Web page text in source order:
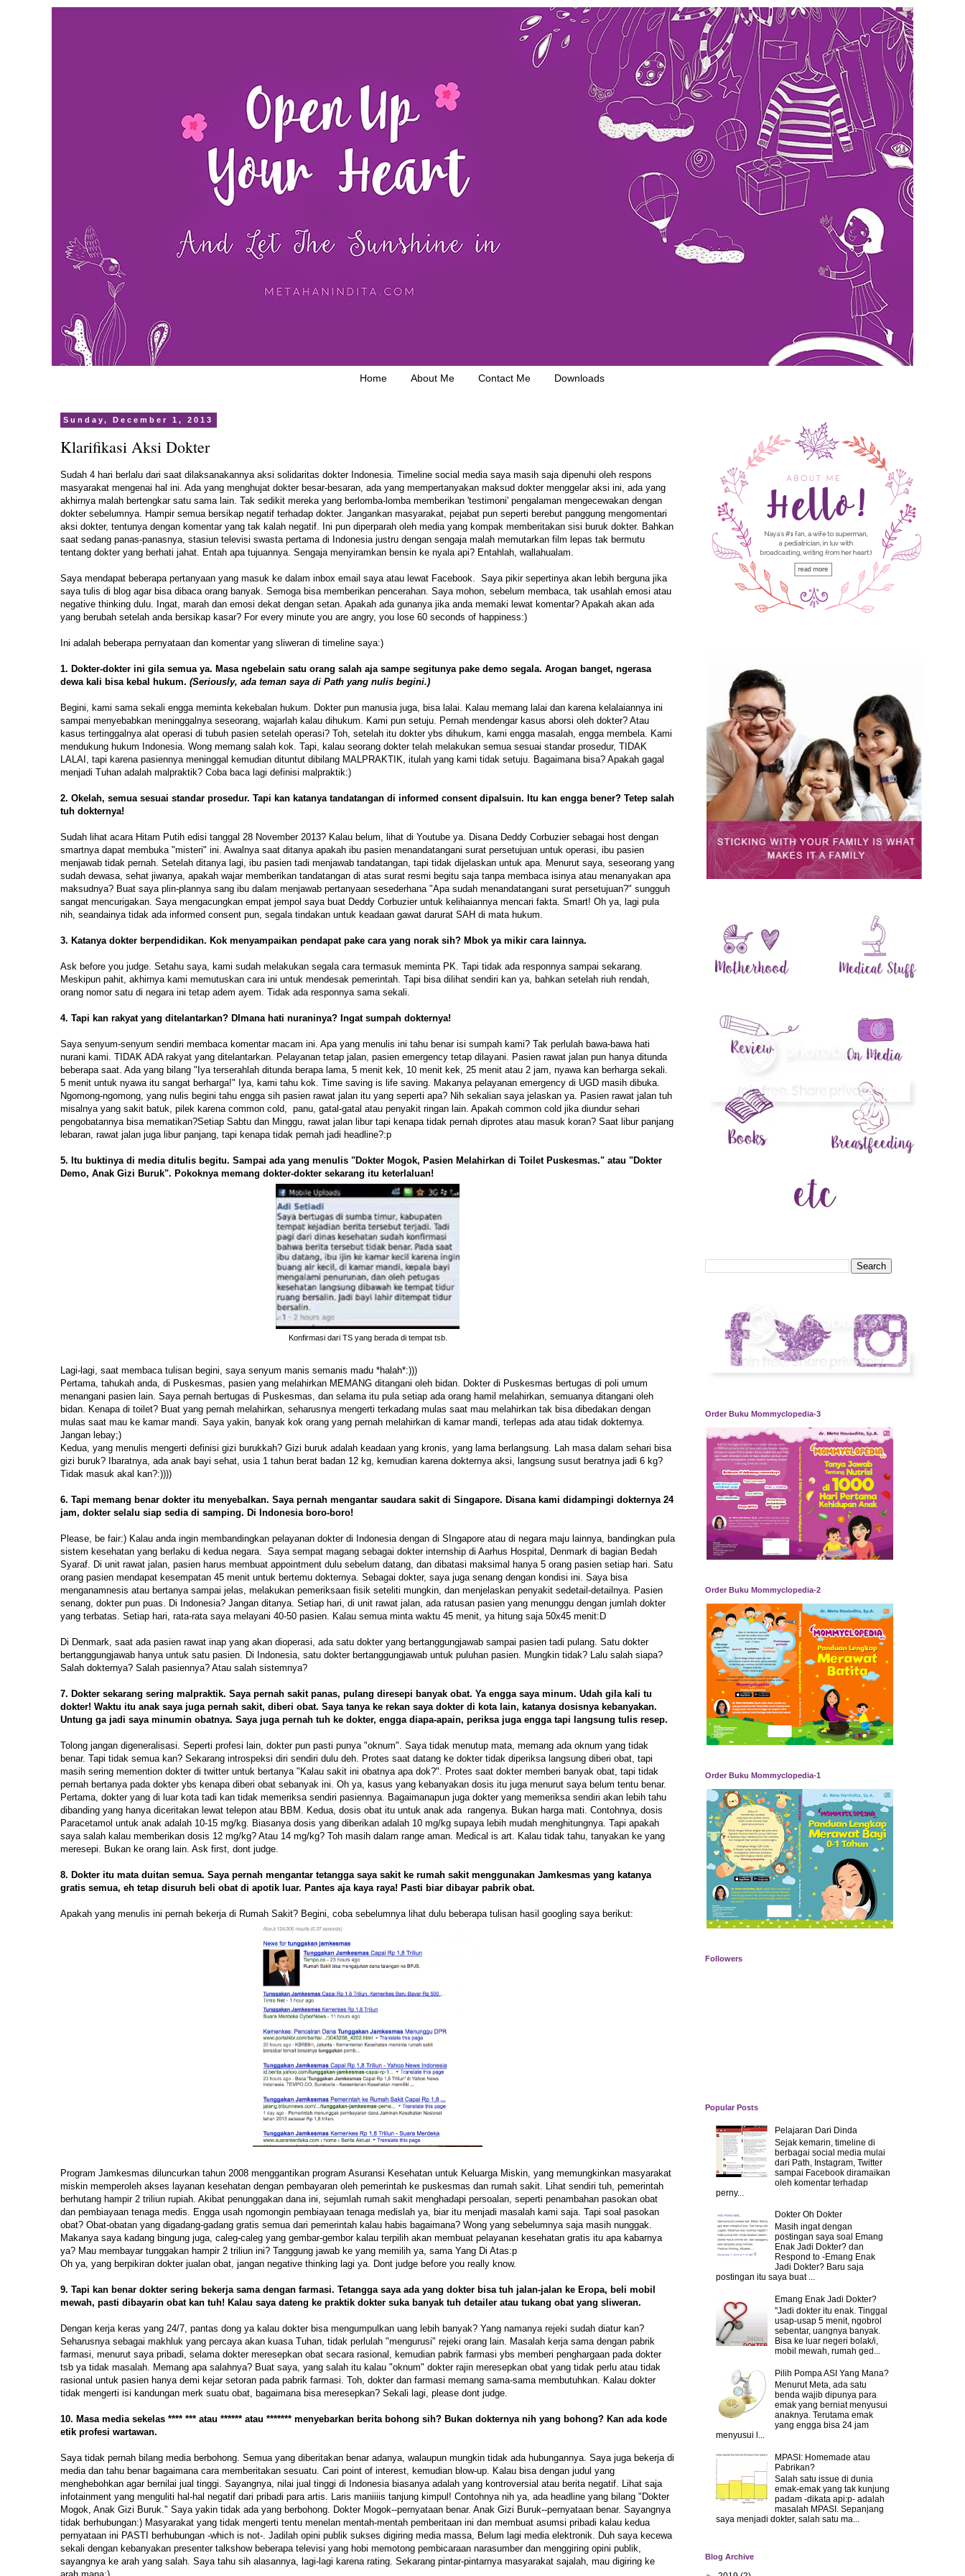
Home About Me Contact Me Downloads
Sunday, December 1, 2013
Klarifikasi Aksi Dokter
Sudah 4 hari berlalu dari saat dilaksanakannya aksi solidaritas dokter Indonesia. Timeline social media saya masih saja dipenuhi oleh respons
masyarakat mengenai hal ini. Ada yang menghujat dokter besar-besaran, ada yang mempertanyakan maksud dokter menggelar aksi ini, ada yang
akhirnya malah bertengkar satu sama lain. Tak sedikit mereka yang berlomba-lomba memberikan 'testimoni' pengalaman mengecewakan dengan
dokter sebelumnya. Hampir semua bersikap negatif terhadap dokter. Jangankan masyarakat, pejabat pun seperti berebut panggung mengomentari
aksi dokter, tentunya dengan komentar yang tak kalah negatif. Ini pun diperparah oleh media yang kompak memberitakan sisi buruk dokter. Bahkan
saat sedang panas-panasnya, stasiun televisi swasta pertama di Indonesia justru dengan sengaja malah memutarkan film lepas tak bermutu
tentang dokter yang berhati jahat. Entah apa tujuannya. Sengaja menyiramkan bensin ke nyala api? Entahlah, wallahualam.
Saya mendapat beberapa pertanyaan yang masuk ke dalam inbox email saya atau lewat Facebook. Saya pikir sepertinya akan lebih berguna jika
saya tulis di blog agar bisa dibaca orang banyak. Semoga bisa memberikan pencerahan. Saya mohon, sebelum membaca, tak usahlah emosi atau
negative thinking dulu. Ingat, marah dan emosi dekat dengan setan. Apakah ada gunanya jika anda memaki lewat komentar? Apakah akan ada
yang berubah setelah anda bersikap kasar? For every minute you are angry, you lose 60 seconds of happiness:)
Ini adalah beberapa pernyataan dan komentar yang sliweran di timeline saya:)
1. Dokter-dokter ini gila semua ya. Masa ngebelain satu orang salah aja sampe segitunya pake demo segala. Arogan banget, ngerasa
dewa kali bisa kebal hukum. (Seriously, ada teman saya di Path yang nulis begini.)
Begini, kami sama sekali engga meminta kekebalan hukum. Dokter pun manusia juga, bisa lalai. Kalau memang lalai dan karena kelalaiannya ini
sampai menyebabkan meninggalnya seseorang, wajarlah kalau dihukum. Kami pun setuju. Pernah mendengar kasus aborsi oleh dokter? Atau
kasus tertinggalnya alat operasi di tubuh pasien setelah operasi? Toh, setelah itu dokter ybs dihukum, kami engga masalah, engga membela. Kami
mendukung hukum Indonesia. Wong memang salah kok. Tapi, kalau seorang dokter telah melakukan semua sesuai standar prosedur, TIDAK
LALAI, tapi karena pasiennya meninggal kemudian dituntut dibilang MALPRAKTIK, itulah yang kami tidak setuju. Bagaimana bisa? Apakah gagal
menjadi Tuhan adalah malpraktik? Coba baca lagi definisi malpraktik:)
2. Okelah, semua sesuai standar prosedur. Tapi kan katanya tandatangan di informed consent dipalsuin. Itu kan engga bener? Tetep salah
tuh dokternya!
Sudah lihat acara Hitam Putih edisi tanggal 28 November 2013? Kalau belum, lihat di Youtube ya. Disana Deddy Corbuzier sebagai host dengan
smartnya dapat membuka "misteri" ini. Awalnya saat ditanya apakah ibu pasien menandatangani surat persetujuan untuk operasi, ibu pasien
menjawab tidak pernah. Setelah ditanya lagi, ibu pasien tadi menjawab tandatangan, tapi tidak dijelaskan untuk apa. Menurut saya, seseorang yang
sudah dewasa, sehat jiwanya, apakah wajar memberikan tandatangan di atas surat resmi begitu saja tanpa membaca isinya atau menanyakan apa
maksudnya? Buat saya plin-plannya sang ibu dalam menjawab pertanyaan sesederhana "Apa sudah menandatangani surat persetujuan?" sungguh
sangat mencurigakan. Saya mengacungkan empat jempol saya buat Deddy Corbuzier untuk kelihaiannya mencari fakta. Smart! Oh ya, lagi pula
nih, seandainya tidak ada informed consent pun, segala tindakan untuk keadaan gawat darurat SAH di mata hukum.
3. Katanya dokter berpendidikan. Kok menyampaikan pendapat pake cara yang norak sih? Mbok ya mikir cara lainnya.
Ask before you judge. Setahu saya, kami sudah melakukan segala cara termasuk meminta PK. Tapi tidak ada responnya sampai sekarang.
Meskipun pahit, akhirnya kami memutuskan cara ini untuk mendesak pemerintah. Tapi bisa dilihat sendiri kan ya, bahkan setelah riuh rendah,
orang nomor satu di negara ini tetap adem ayem. Tidak ada responnya sama sekali.
4. Tapi kan rakyat yang ditelantarkan? DImana hati nuraninya? Ingat sumpah dokternya!
Saya senyum-senyum sendiri membaca komentar macam ini. Apa yang menulis ini tahu benar isi sumpah kami? Tak perlulah bawa-bawa hati
nurani kami. TIDAK ADA rakyat yang ditelantarkan. Pelayanan tetap jalan, pasien emergency tetap dilayani. Pasien rawat jalan pun hanya ditunda
beberapa saat. Ada yang bilang "Iya terserahlah ditunda berapa lama, 5 menit kek, 10 menit kek, 25 menit atau 2 jam, nyawa kan berharga sekali.
5 menit untuk nyawa itu sangat berharga!" Iya, kami tahu kok. Time saving is life saving. Makanya pelayanan emergency di UGD masih dibuka.
Ngomong-ngomong, yang nulis begini tahu engga sih pasien rawat jalan itu yang seperti apa? Nih sekalian saya jelaskan ya. Pasien rawat jalan tuh
misalnya yang sakit batuk, pilek karena common cold, panu, gatal-gatal atau penyakit ringan lain. Apakah common cold jika diundur sehari
pengobatannya bisa mematikan?Setiap Sabtu dan Minggu, rawat jalan libur tapi kenapa tidak pernah diprotes atau masuk koran? Saat libur panjang
lebaran, rawat jalan juga libur panjang, tapi kenapa tidak pernah jadi headline?:p
5. Itu buktinya di media ditulis begitu. Sampai ada yang menulis "Dokter Mogok, Pasien Melahirkan di Toilet Puskesmas." atau "Dokter
Demo, Anak Gizi Buruk". Pokoknya memang dokter-dokter sekarang itu keterlaluan!
Konfirmasi dari TS yang berada di tempat tsb.
Lagi-lagi, saat membaca tulisan begini, saya senyum manis semanis madu *halah*:)))
Pertama, tahukah anda, di Puskesmas, pasien yang melahirkan MEMANG ditangani oleh bidan. Dokter di Puskesmas bertugas di poli umum
menangani pasien lain. Saya pernah bertugas di Puskesmas, dan selama itu pula setiap ada orang hamil melahirkan, semuanya ditangani oleh
bidan. Kenapa di toilet? Buat yang pernah melahirkan, seharusnya mengerti terkadang mulas saat mau melahirkan tak bisa dibedakan dengan
mulas saat mau ke kamar mandi. Saya yakin, banyak kok orang yang pernah melahirkan di kamar mandi, terlepas ada atau tidak dokternya.
Jangan lebay;)
Kedua, yang menulis mengerti definisi gizi burukkah? Gizi buruk adalah keadaan yang kronis, yang lama berlangsung. Lah masa dalam sehari bisa
gizi buruk? Ibaratnya, ada anak bayi sehat, usia 1 tahun berat badan 12 kg, kemudian karena dokternya aksi, langsung susut beratnya jadi 6 kg?
Tidak masuk akal kan?:))))
6. Tapi memang benar dokter itu menyebalkan. Saya pernah mengantar saudara sakit di Singapore. Disana kami didampingi dokternya 24
jam, dokter selalu siap sedia di samping. Di Indonesia boro-boro!
Please, be fair:) Kalau anda ingin membandingkan pelayanan dokter di Indonesia dengan di SIngapore atau di negara maju lainnya, bandingkan pula
sistem kesehatan yang berlaku di kedua negara. Saya sempat magang sebagai dokter internship di Aarhus Hospital, Denmark di bagian Bedah
Syaraf. Di unit rawat jalan, pasien harus membuat appointment dulu sebelum datang, dan dibatasi maksimal hanya 5 orang pasien setiap hari. Satu
orang pasien mendapat kesempatan 45 menit untuk bertemu dokternya. Sebagai dokter, saya juga senang dengan kondisi ini. Saya bisa
menganamnesis atau bertanya sampai jelas, melakukan pemeriksaan fisik seteliti mungkin, dan menjelaskan penyakit sedetail-detailnya. Pasien
senang, dokter pun puas. Di Indonesia? Jangan ditanya. Setiap hari, di unit rawat jalan, ada ratusan pasien yang menunggu dengan jumlah dokter
yang terbatas. Setiap hari, rata-rata saya melayani 40-50 pasien. Kalau semua minta waktu 45 menit, ya hitung saja 50x45 menit:D
Di Denmark, saat ada pasien rawat inap yang akan dioperasi, ada satu dokter yang bertanggungjawab sampai pasien tadi pulang. Satu dokter
bertanggungjawab hanya untuk satu pasien. Di Indonesia, satu dokter bertanggungjawab untuk puluhan pasien. Mungkin tidak? Lalu salah siapa?
Salah dokternya? Salah pasiennya? Atau salah sistemnya?
7. Dokter sekarang sering malpraktik. Saya pernah sakit panas, pulang diresepi banyak obat. Ya engga saya minum. Udah gila kali tu
dokter! Waktu itu anak saya juga pernah sakit, diberi obat. Saya tanya ke rekan saya dokter di kota lain, katanya dosisnya kebanyakan.
Untung ga jadi saya minumin obatnya. Saya juga pernah tuh ke dokter, engga diapa-apain, periksa juga engga tapi langsung tulis resep.
Tolong jangan digeneralisasi. Seperti profesi lain, dokter pun pasti punya "oknum". Saya tidak menutup mata, memang ada oknum yang tidak
benar. Tapi tidak semua kan? Sekarang introspeksi diri sendiri dulu deh. Protes saat datang ke dokter tidak diperiksa langsung diberi obat, tapi
masih sering memention dokter di twitter untuk bertanya "Kalau sakit ini obatnya apa dok?". Protes saat dokter memberi banyak obat, tapi tidak
pernah bertanya pada dokter ybs kenapa diberi obat sebanyak ini. Oh ya, kasus yang kebanyakan dosis itu juga menurut saya belum tentu benar.
Pertama, dokter yang di luar kota tadi kan tidak memeriksa sendiri pasiennya. Bagaimanapun juga dokter yang memeriksa sendiri akan lebih tahu
dibanding yang hanya diceritakan lewat telepon atau BBM. Kedua, dosis obat itu untuk anak ada rangenya. Bukan harga mati. Contohnya, dosis
Paracetamol untuk anak adalah 10-15 mg/kg. Biasanya dosis yang diberikan adalah 10 mg/kg supaya lebih mudah menghitungnya. Tapi apakah
saya salah kalau memberikan dosis 12 mg/kg? Atau 14 mg/kg? Toh masih dalam range aman. Medical is art. Kalau tidak tahu, tanyakan ke yang
meresepi. Bukan ke orang lain. Ask first, dont judge.
8. Dokter itu mata duitan semua. Saya pernah mengantar tetangga saya sakit ke rumah sakit menggunakan Jamkesmas yang katanya
gratis semua, eh tetap disuruh beli obat di apotik luar. Pantes aja kaya raya! Pasti biar dibayar pabrik obat.
Apakah yang menulis ini pernah bekerja di Rumah Sakit? Begini, coba sebelumnya lihat dulu beberapa tulisan hasil googling saya berikut:
Program Jamkesmas diluncurkan tahun 2008 menggantikan program Asuransi Kesehatan untuk Keluarga Miskin, yang memungkinkan masyarakat
miskin memperoleh akses layanan kesehatan dengan pembayaran oleh pemerintah ke puskesmas dan rumah sakit. Lihat sendiri tuh, pemerintah
berhutang hampir 2 triliun rupiah. Akibat penunggakan dana ini, sejumlah rumah sakit menghadapi persoalan, seperti penambahan pasokan obat
dan pembiayaan tenaga medis. Engga usah ngomongin pembiayaan tenaga medislah ya, biar itu menjadi masalah kami saja. Tapi soal pasokan
obat? Obat-obatan yang digadang-gadang gratis semua dari pemerintah kalau habis bagaimana? Wong yang sebelumnya saja masih nunggak.
Makanya saya kadang bingung juga, caleg-caleg yang gembar-gembor kalau terpilih akan membuat pelayanan kesehatan gratis itu apa kabarnya
ya? Mau membayar tunggakan hampir 2 triliun ini? Tanggung jawab ke yang memilih ya, sama Yang Di Atas:p
Oh ya, yang berpikiran dokter jualan obat, jangan negative thinking lagi ya. Dont judge before you really know.
9. Tapi kan benar dokter sering bekerja sama dengan farmasi. Tetangga saya ada yang dokter bisa tuh jalan-jalan ke Eropa, beli mobil
mewah, pasti dibayarin obat kan tuh! Kalau saya dateng ke praktik dokter suka banyak tuh detailer atau tukang obat yang sliweran.
Dengan kerja keras yang 24/7, pantas dong ya kalau dokter bisa mengumpulkan uang lebih banyak? Yang namanya rejeki sudah diatur kan?
Seharusnya sebagai makhluk yang percaya akan kuasa Tuhan, tidak perlulah "mengurusi" rejeki orang lain. Masalah kerja sama dengan pabrik
farmasi, menurut saya pribadi, selama dokter meresepkan obat secara rasional, kemudian pabrik farmasi ybs memberi penghargaan pada dokter
tsb ya tidak masalah. Memang apa salahnya? Buat saya, yang salah itu kalau "oknum" dokter rajin meresepkan obat yang tidak perlu atau tidak
rasional untuk pasien hanya demi kejar setoran pada pabrik farmasi. Toh, dokter dan farmasi memang sama-sama membutuhkan. Kalau dokter
tidak mengerti isi kandungan merk suatu obat, bagaimana bisa meresepkan? Sekali lagi, please dont judge.
10. Masa media sekelas **** *** atau ****** atau ******* menyebarkan berita bohong sih? Bukan dokternya nih yang bohong? Kan ada kode
etik profesi wartawan.
Saya tidak pernah bilang media berbohong. Semua yang diberitakan benar adanya, walaupun mungkin tidak ada hubungannya. Saya juga bekerja di
media dan tahu benar bagaimana cara memberitakan sesuatu. Cari point of interest, kemudian blow-up. Kalau bisa dengan judul yang
menghebohkan agar bernilai jual tinggi. Sayangnya, nilai jual tinggi di Indonesia biasanya adalah yang kontroversial atau berita negatif. Lihat saja
infotainment yang menguliti hal-hal negatif dari pribadi para artis. Laris maniiiis tanjung kimpul! Contohnya nih ya, ada headline yang bilang "Dokter
Mogok, Anak Gizi Buruk." Saya yakin tidak ada yang berbohong. Dokter Mogok--pernyataan benar. Anak Gizi Buruk--pernyataan benar. Sayangnya
tidak berhubungan:) Masyarakat yang tidak mengerti tentu menelan mentah-mentah pemberitaan ini dan membuat asumsi pribadi kalau kedua
pernyataan ini PASTI berhubungan -which is not-. Jadilah opini publik sukses digiring media massa, Belum lagi media elektronik. Duh saya kecewa
sekali dengan kebanyakan presenter talkshow beberapa televisi yang hobi memotong pembicaraan narasumber dan menggiring opini publik,
sayangnya ke arah yang salah. Saya tahu sih alasannya, lagi-lagi karena rating. Sekarang pintar-pintarnya masyarakat sajalah, mau digiring ke
Order Buku Mommyclopedia-3
Order Buku Mommyclopedia-2
Order Buku Mommyclopedia-1
Followers
Popular Posts
Pelajaran Dari Dinda
Sejak kemarin, timeline di
berbagai social media mulai
dari Path, Instagram, Twitter
sampai Facebook diramaikan
oleh komentar terhadap
perny...
Dokter Oh Dokter
Masih ingat dengan
postingan saya soal Emang
Enak Jadi Dokter? dan
Respond to -Emang Enak
Jadi Dokter? Baru saja
postingan itu saya buat ...
Emang Enak Jadi Dokter?
"Jadi dokter itu enak. Tinggal
usap-usap 5 menit, ngobrol
sebentar, uangnya banyak.
Bisa ke luar negeri bolak/i,
mobil mewah, rumah ged...
Pilih Pompa ASI Yang Mana?
Menurut Meta, ada satu
benda wajib dipunya para
emak yang berniat menyusui
anaknya. Terutama emak
yang engga bisa 24 jam
menyusui l...
MPASI: Homemade atau
Pabrikan?
Salah satu issue di dunia
emak-emak yang tak kunjung
padam -dikata api:p- adalah
masalah MPASI. Sepanjang
saya menjadi dokter, salah satu ma...
Blog Archive